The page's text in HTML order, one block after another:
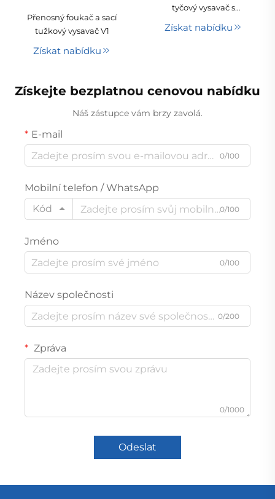
Přenosný foukač a sací
tužkový vysavač V1
Získat nabídku
tyčový vysavač s
odnímatelná baterie
Získat nabídku
Získejte bezplatnou cenovou nabídku
Náš zástupce vám brzy zavolá.
E-mail
0/100
Mobilní telefon / WhatsApp
Kód
0/100
Jméno
0/100
Název společnosti
0/200
Zpráva
0/1000
Odeslat